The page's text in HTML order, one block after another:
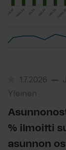
1.7.2026
Yleinen
% ilmoitti
asunnon